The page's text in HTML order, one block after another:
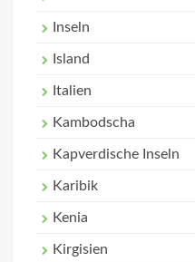
Inseln
Island
Italien
Kambodscha
Kapverdische Inseln
Karibik
Kenia
Kirgisien